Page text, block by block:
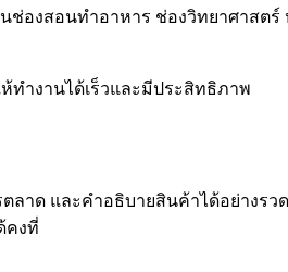
ช่องสอนทำอาหาร ช่องวิทยาศาส
ทำงานได้เร็วและมีประสิทธิภาพ
ตลาด และคำอธิบายสินค้าได้อย่า
คงที่